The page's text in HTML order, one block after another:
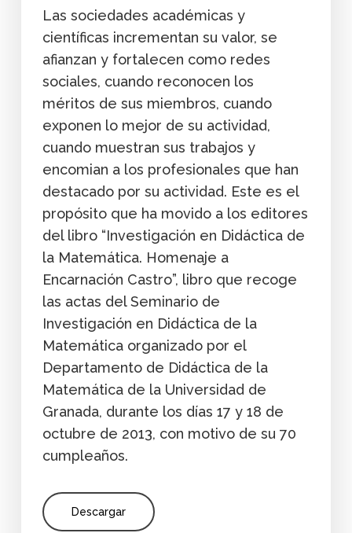
Las sociedades académicas y
científicas incrementan su valor, se
afianzan y fortalecen como redes
sociales, cuando reconocen los
méritos de sus miembros, cuando
exponen lo mejor de su actividad,
cuando muestran sus trabajos y
encomian a los profesionales que han
destacado por su actividad. Este es el
propósito que ha movido a los editores
del libro “Investigación en Didáctica de
la Matemática. Homenaje a
Encarnación Castro”, libro que recoge
las actas del Seminario de
Investigación en Didáctica de la
Matemática organizado por el
Departamento de Didáctica de la
Matemática de la Universidad de
Granada, durante los días 17 y 18 de
octubre de 2013, con motivo de su 70
cumpleaños.
Descargar